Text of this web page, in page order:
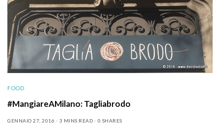
FOOD
#MangiareAMilano: Tagliabrodo
GENNAIO 27, 2016 3 MINS READ 0 SHARES